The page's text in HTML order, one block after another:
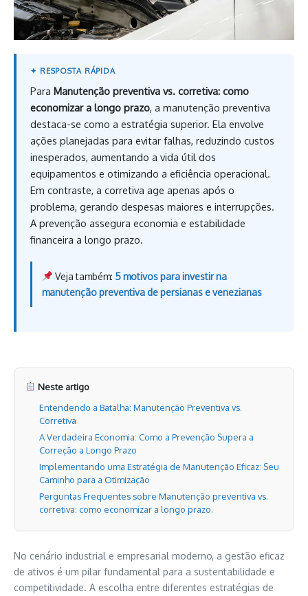
Para Manutenção preventiva vs. corretiva: como
economizar a longo prazo, a manutenção preventiva
destaca-se como a estratégia superior. Ela envolve
ações planejadas para evitar falhas, reduzindo custos
inesperados, aumentando a vida útil dos
equipamentos e otimizando a eficiência operacional.
Em contraste, a corretiva age apenas após o
problema, gerando despesas maiores e interrupções.
A prevenção assegura economia e estabilidade
financeira a longo prazo.
Veja também: 5 motivos para investir na
manutenção preventiva de persianas e venezianas
Neste artigo
Entendendo a Batalha: Manutenção Preventiva vs.
Corretiva
A Verdadeira Economia: Como a Prevenção Supera a
Correção a Longo Prazo
Implementando uma Estratégia de Manutenção Eficaz: Seu
Caminho para a Otimização
Perguntas Frequentes sobre Manutenção preventiva vs.
corretiva: como economizar a longo prazo.
No cenário industrial e empresarial moderno, a gestão eficaz
de ativos é um pilar fundamental para a sustentabilidade e
competitividade. A escolha entre diferentes estratégias de